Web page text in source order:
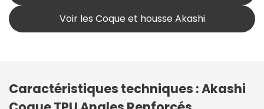
Voir les Coque et housse Akashi
Caractéristiques techniques : Akashi